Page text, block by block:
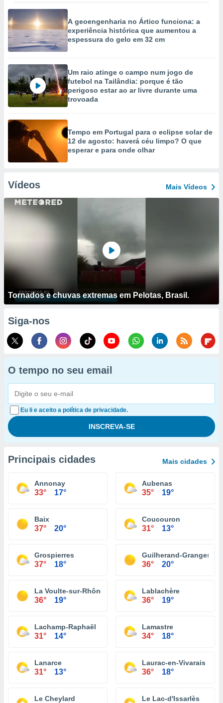
A geoengenharia no Ártico funciona: a
experiência histórica que aumentou a
espessura do gelo em 32 cm
Um raio atinge o campo num jogo de
futebol na Tailândia: porque é tão
perigoso estar ao ar livre durante uma
trovoada
Tempo em Portugal para o eclipse solar de
12 de agosto: haverá céu limpo? O que
esperar e para onde olhar
Vídeos Mais Vídeos
Tornados e chuvas extremas em Pelotas, Brasil.
Siga-nos
O tempo no seu email
Eu li e aceito a política de privacidade.
Principais cidades Mais cidades
Annonay
33° 17°
Aubenas
35° 19°
Baix
37° 20°
Coucouron
31° 13°
Grospierres
37° 18°
Guilherand-Granges
36° 20°
La Voulte-sur-Rhône
36° 19°
Lablachère
36° 19°
Lachamp-Raphaël
31° 14°
Lamastre
34° 18°
Lanarce
31° 13°
Laurac-en-Vivarais
36° 18°
Le Cheylard Le Lac-d'Issarlès